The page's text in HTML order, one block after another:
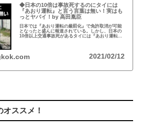
◆日本の10倍は事故死するのにタイには
『あおり運転』と言う言葉は無い！実はも
っとヤバイ！by 高田胤臣
日本では『あおり運転の厳罰化』で免許取消が可能
となったと盛んに報道されている。しかし、日本の
10倍以上交通事故死があるタイには『あおり運転』
2021/02/12
ススメ！